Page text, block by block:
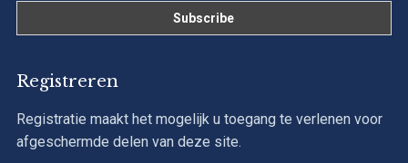
Registreren
Registratie maakt het mogelijk u toegang te verlenen voor
afgeschermde delen van deze site.